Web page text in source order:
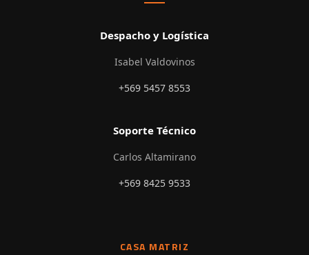
Despacho y Logística
Isabel Valdovinos
+569 5457 8553
Soporte Técnico
Carlos Altamirano
+569 8425 9533
CASA MATRIZ